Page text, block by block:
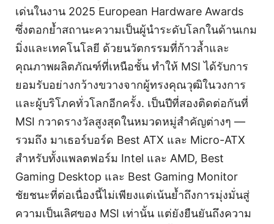
เด่นในงาน 2025 European Hardware Awards
ซึ่งตอกย้ำสถานะความเป็นผู้นำระดับโลกในด้านเกม
มิ่งและเทคโนโลยี ด้วยนวัตกรรมที่ก้าวล้ำและ
คุณภาพผลิตภัณฑ์ที่เหนือชั้น ทำให้ MSI ได้รับการ
ยอมรับอย่างกว้างขวางจากผู้ทรงคุณวุฒิในวงการ
และผู้บริโภคทั่วโลกอีกครั้ง. เป็นปีที่สองติดต่อกันที่
MSI กวาดรางวัลสูงสุดในหมวดหมู่สำคัญต่างๆ —
รวมถึง มาเธอร์บอร์ด Best ATX และ Micro-ATX
สำหรับทั้งแพลตฟอร์ม Intel และ AMD, Best
Gaming Desktop และ Best Gaming Monitor
ชัยชนะที่ต่อเนื่องนี้ไม่เพียงแต่เน้นย้ำถึงการมุ่งมั่นสู่
ความเป็นเลิศของ MSI เท่านั้น แต่ยังยืนยันถึงความ